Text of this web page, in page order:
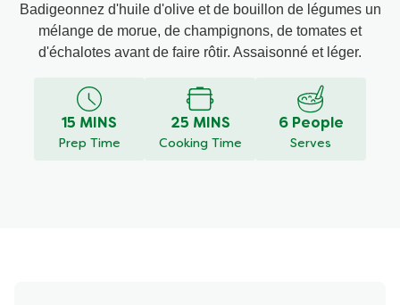
Badigeonnez d'huile d'olive et de bouillon de légumes un
mélange de morue, de champignons, de tomates et
d'échalotes avant de faire rôtir. Assaisonné et léger.
15 MINS
Prep Time
25 MINS
Cooking Time
6 People
Serves